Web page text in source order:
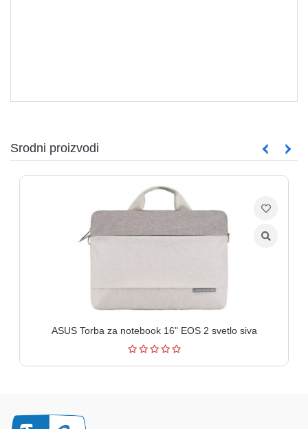
Srodni proizvodi
ASUS Torba za notebook 16" EOS 2 svetlo siva